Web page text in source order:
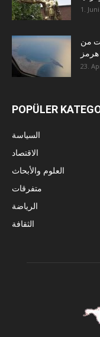
1.
من
23.
POPÜLER
السياسة
الاقتصاد
العلوم والأبحاث
متفرقات
الرياضة
الثقافة